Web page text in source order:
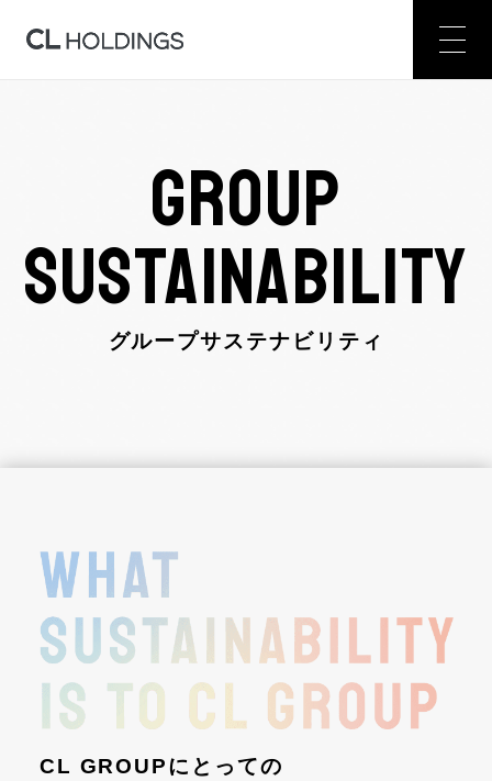
GROUP
SUSTAINABILITY
グループサステナビリティ
CL GROUPにとっての